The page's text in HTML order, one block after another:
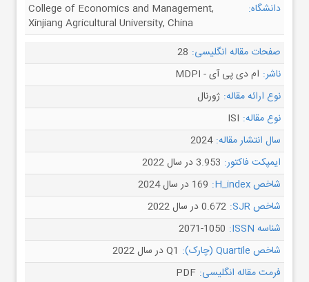
دانشگاه:
College of Economics and Management,
Xinjiang Agricultural University, China
صفحات مقاله انگلیسی: 28
ناشر: ام دی پی آی - MDPI
نوع ارائه مقاله: ژورنال
نوع مقاله: ISI
سال انتشار مقاله: 2024
ایمپکت فاکتور: 3.953 در سال 2022
شاخص H_index:
169 در سال 2024
شاخص SJR:
0.672 در سال 2022
شناسه ISSN:
2071-1050
شاخص Quartile (چارک):
Q1 در سال 2022
فرمت مقاله انگلیسی: PDF